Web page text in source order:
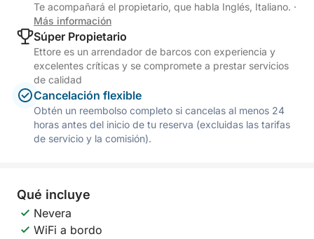
Te acompañará el propietario, que habla Inglés, Italiano. ·
Más información
Súper Propietario
Ettore es un arrendador de barcos con experiencia y
excelentes críticas y se compromete a prestar servicios
de calidad
Cancelación flexible
Obtén un reembolso completo si cancelas al menos 24
horas antes del inicio de tu reserva (excluidas las tarifas
de servicio y la comisión).
Qué incluye
Nevera
WiFi a bordo